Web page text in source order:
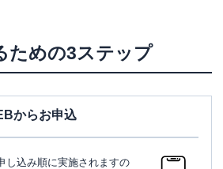
ための3ステップ
からお申込
し込み順に実施されますの